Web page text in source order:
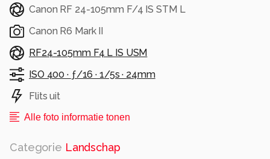
Canon RF 24-105mm F/4 IS STM L
Canon R6 Mark II
RF24-105mm F4 L IS USM
ISO 400 · ƒ/16 · 1/5s · 24mm
Flits uit
Alle foto informatie tonen
Categorie Landschap